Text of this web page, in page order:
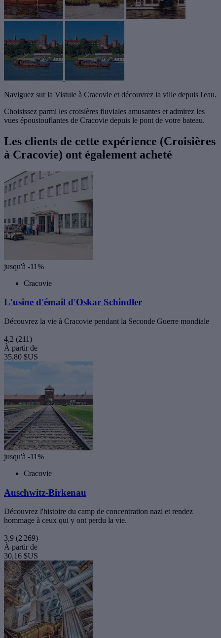
Naviguez sur la Vistule à Cracovie et découvrez la ville depuis l'eau.
Choisissez parmi les croisières fluviales amusantes et admirez les
vues époustouflantes de Cracovie depuis le pont de votre bateau.
Les clients de cette expérience (Croisières
à Cracovie) ont également acheté
jusqu'à -11%
Cracovie
L'usine d'émail d'Oskar Schindler
Découvrez la vie à Cracovie pendant la Seconde Guerre mondiale
4,2 (211)
À partir de
35,80 $US
jusqu'à -11%
Cracovie
Auschwitz-Birkenau
Découvrez l'histoire du camp de concentration nazi et rendez
hommage à ceux qui y ont perdu la vie.
3,9 (2 269)
À partir de
30,16 $US